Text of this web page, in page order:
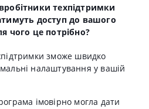
техпідтримки
доступ до вашого
чого це потрібно?
зможе швидко
налаштування у вашій
імовірно могла дати